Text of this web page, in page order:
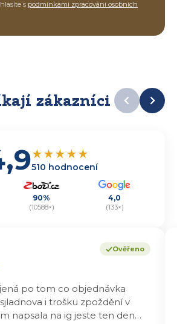
s podmínkami zpracování osobních
zákazníci
★★★★★
510 hodnocení
90%
(10588×)
4,0
(133×)
Ověřeno
po tom co objednávka
i trošku zpoždění v
napsala na ig jeste ten den